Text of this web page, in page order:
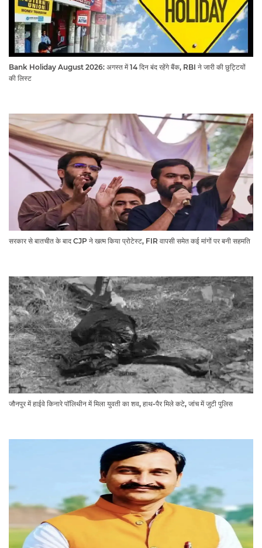
Bank Holiday August 2026: अगस्त में 14 दिन बंद रहेंगे बैंक, RBI ने जारी की छुट्टियों
की लिस्ट​​​​​​​
सरकार से बातचीत के बाद CJP ने खत्म किया प्रोटेस्ट, FIR वापसी समेत कई मांगों पर बनी सहमति
जौनपुर में हाईवे किनारे पॉलिथीन में मिला युवती का शव, हाथ-पैर मिले कटे, जांच में जुटी पुलिस